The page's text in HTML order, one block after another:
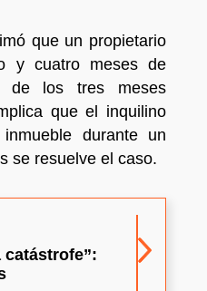
que un propietario
y cuatro meses de
de los tres meses
que el inquilino
durante un
se resuelve el caso.
catástrofe”: